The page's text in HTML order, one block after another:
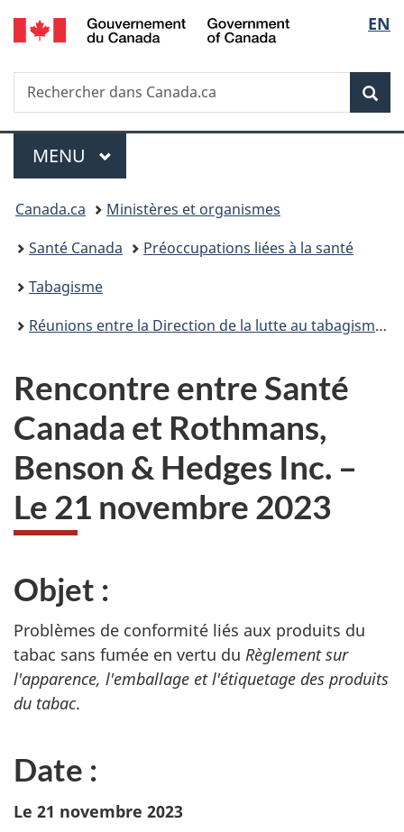
Passer
au
principal
Passer
à
Au
du
Passer
à
version
simplifiée
de
la
EN
Recherche
Rechercher
dans
Menu
MENU PRINCIPAL
Vous
êtes
ici :
Canada.ca
Ministères et organismes
Santé Canada
Préoccupations liées à la santé
Tabagisme
Réunions entre la Direction de la lutte au tabagisme de Santé Canada et des représentants de l’industrie du tabac et du vapotage
Rencontre entre Santé
Canada et Rothmans,
Benson & Hedges Inc. –
Le 21 novembre 2023
Objet :
Problèmes de conformité liés aux produits du
tabac sans fumée en vertu du Règlement sur
l'apparence, l'emballage et l'étiquetage des produits
du tabac.
Date :
Le 21 novembre 2023